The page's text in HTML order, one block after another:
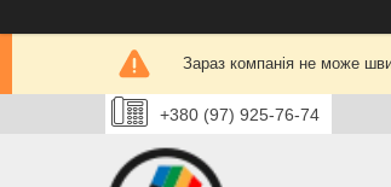
Зараз компанія не може
+380 (97) 925-76-74